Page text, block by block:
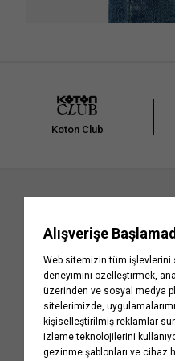
Koton Club
Kurumsal
Hakkımızda